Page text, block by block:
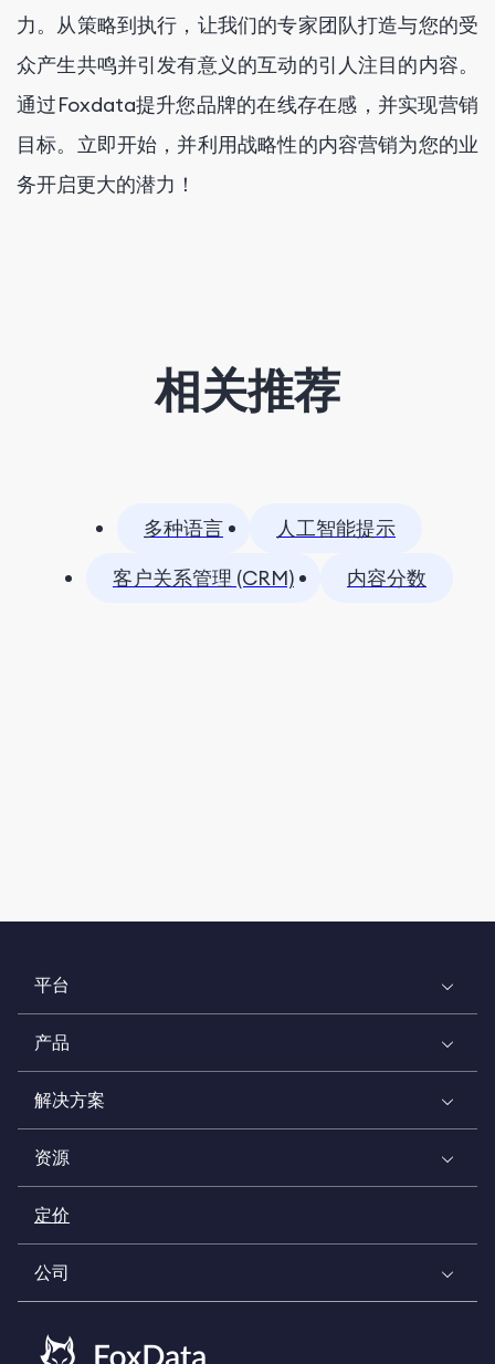
力。从策略到执行，让我们的专家团队打造与您的受
众产生共鸣并引发有意义的互动的引人注目的内容。
通过Foxdata提升您品牌的在线存在感，并实现营销
目标。立即开始，并利用战略性的内容营销为您的业
务开启更大的潜力！
相关推荐
多种语言
人工智能提示
客户关系管理 (CRM)
内容分数
平台
产品
解决方案
资源
定价
公司